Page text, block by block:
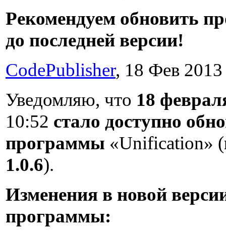
Рекомендуем обновить
до последней версии!
CodePublisher, 18 Фев
Уведомляю, что 18
10:52 стало доступно
программы «Unification» (
1.0.6).
Изменения в новой
программы: